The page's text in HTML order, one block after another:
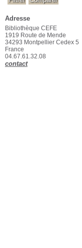
Adresse
Bibliothèque CEFE
1919 Route de Mende
34293 Montpellier Cedex 5
France
04.67.61.32.08
contact